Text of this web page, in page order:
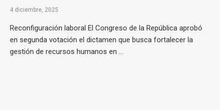
4 diciembre, 2025
Reconfiguración laboral El Congreso de la República aprobó
en segunda votación el dictamen que busca fortalecer la
gestión de recursos humanos en ...